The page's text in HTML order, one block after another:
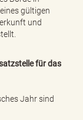
gültigen
und
für das
Jahr sind